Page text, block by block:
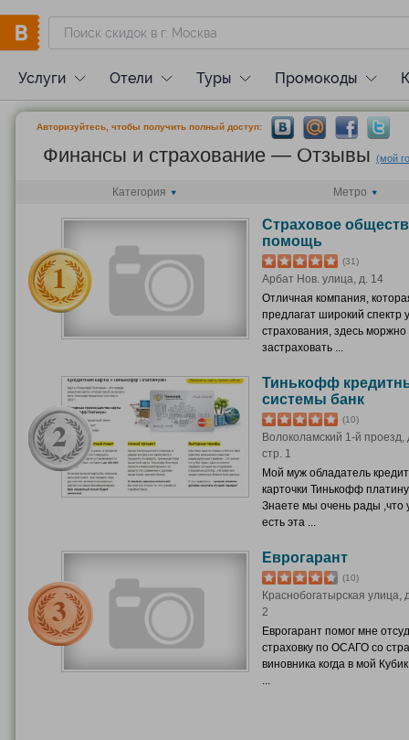
Услуги Отели Туры Промокоды
Авторизуйтесь, чтобы получить полный доступ:
Финансы и страхование — Отзывы (мой
Категория Метро
Страховое
помощь
(31)
Арбат Нов. улица, д. 14
Отличная компания,
предлагат широкий спектр
страхования, здесь моржно
застраховать ...
Тинькофф
системы банк
(10)
Волоколамский 1-й проезд,
стр. 1
Мой муж обладатель
карточки Тинькофф
Знаете мы очень рады ,что
есть эта ...
Еврогарант
(10)
Краснобогатырская улица,
2
Еврогарант помог мне
страховку по ОСАГО со
виновника когда в мой
...